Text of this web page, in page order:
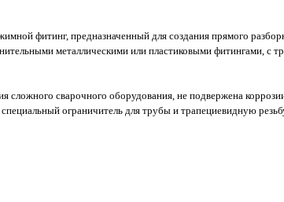
фитинг, предназначенный для создания прямого
металлическими или пластиковыми фитингами, с
сварочного оборудования, не подвержена
ограничитель для трубы и трапециевидную